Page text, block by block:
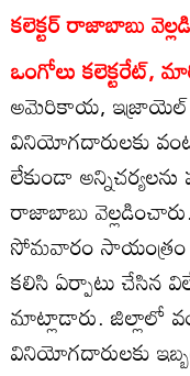
కలెక్టర్‌ రాజాబాబు వెల్లడి
ఒంగోలు కలెక్టరేట్‌,
అమెరికాయ, ఇజ్రాయెల్‌
వినియోగదారులకు
లేకుండా
రాజాబాబు
సోమవారం సాయంత్రం
కలిసి ఏర్పాటు చేసిన
మాట్లాడారు. జిల్లాలో
వినియోగదారులకు